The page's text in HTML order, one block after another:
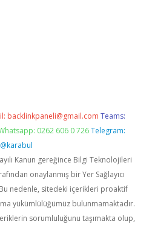
backlinkpaneli@gmail.com Teams:
0262 606 0 726 Telegram:
@karabul
Kanun gereğince Bilgi Teknolojileri
onaylanmış bir Yer Sağlayıcı
nedenle, sitedeki içerikleri proaktif
yükümlülüğümüz bulunmamaktadır.
sorumluluğunu taşımakta olup,